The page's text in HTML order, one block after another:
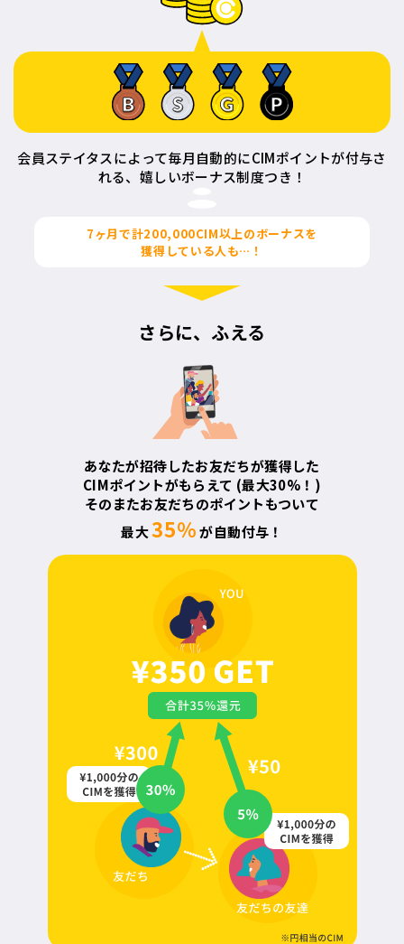
会員ステイタスによって毎月自動的にCIMポイントが付与さ
れる、 嬉しいボーナス制度つき！
7ヶ月で計200,000CIM以上のボーナスを
獲得している人も…！
さらに、ふえる
あなたが招待したお友だちが獲得した
CIMポイントがもらえて (最大30%！)
そのまたお友だちのポイントもついて
最大35％が自動付与！